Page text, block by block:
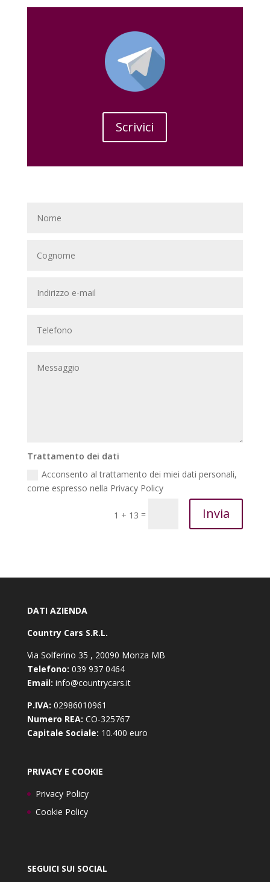
Scrivici
Trattamento dei dati
Acconsento al trattamento dei miei dati personali,
come espresso nella Privacy Policy
1 + 13 = Invia
DATI AZIENDA
Country Cars S.R.L.
Via Solferino 35 , 20090 Monza MB
Telefono: 039 937 0464
Email: info@countrycars.it
P.IVA: 02986010961
Numero REA: CO-325767
Capitale Sociale: 10.400 euro
PRIVACY E COOKIE
Privacy Policy
Cookie Policy
SEGUICI SUI SOCIAL